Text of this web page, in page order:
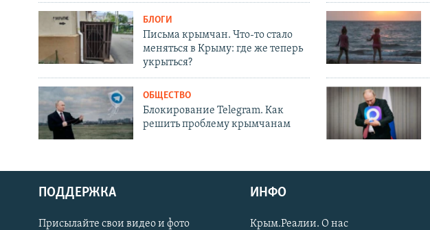
Українською
БЛОГИ
Письма крымчан. Что-то стало
меняться в Крыму: где же теперь
укрыться?
ОБЩЕСТВО
Блокирование Telegram. Как
решить проблему крымчанам
ПОДДЕРЖКА
Присылайте свои видео и фото
ИНФО
Крым.Реалии. О нас